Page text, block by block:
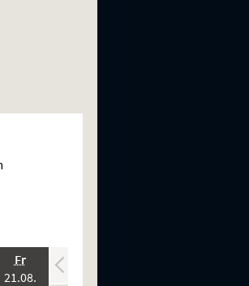
Fr.,
21.08. 2026:22.08.